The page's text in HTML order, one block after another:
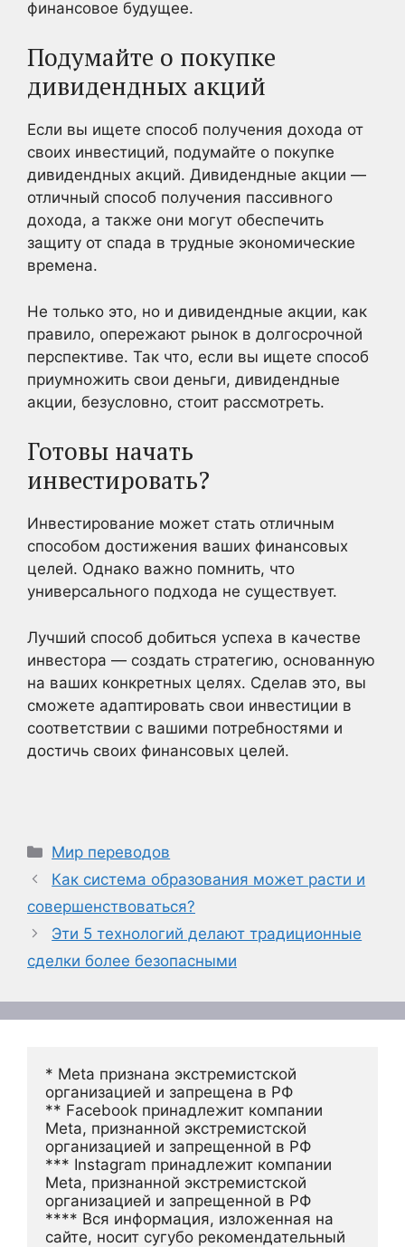
финансовое будущее.
Подумайте о покупке
дивидендных акций
Если вы ищете способ получения дохода от
своих инвестиций, подумайте о покупке
дивидендных акций. Дивидендные акции —
отличный способ получения пассивного
дохода, а также они могут обеспечить
защиту от спада в трудные экономические
времена.
Не только это, но и дивидендные акции, как
правило, опережают рынок в долгосрочной
перспективе. Так что, если вы ищете способ
приумножить свои деньги, дивидендные
акции, безусловно, стоит рассмотреть.
Готовы начать
инвестировать?
Инвестирование может стать отличным
способом достижения ваших финансовых
целей. Однако важно помнить, что
универсального подхода не существует.
Лучший способ добиться успеха в качестве
инвестора — создать стратегию, основанную
на ваших конкретных целях. Сделав это, вы
сможете адаптировать свои инвестиции в
соответствии с вашими потребностями и
достичь своих финансовых целей.
Рубрики
Мир переводов
Как система образования может расти и
совершенствоваться?
Эти 5 технологий делают традиционные
сделки более безопасными
* Meta признана экстремистской
организацией и запрещена в РФ
** Facebook принадлежит компании
Meta, признанной экстремистской
организацией и запрещенной в РФ
*** Instagram принадлежит компании
Meta, признанной экстремистской
организацией и запрещенной в РФ
**** Вся информация, изложенная на
сайте, носит сугубо рекомендательный